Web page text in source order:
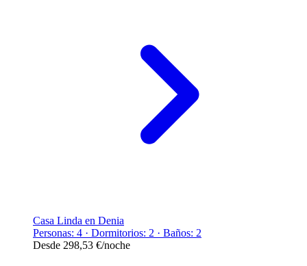
Casa Linda en Denia
Personas: 4 · Dormitorios: 2 · Baños: 2
Desde 298,53 €/noche